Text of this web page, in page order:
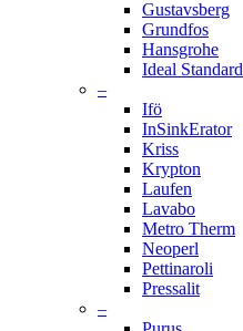
Gustavsberg
Grundfos
Hansgrohe
Ideal Standard
–
Ifö
InSinkErator
Kriss
Krypton
Laufen
Lavabo
Metro Therm
Neoperl
Pettinaroli
Pressalit
–